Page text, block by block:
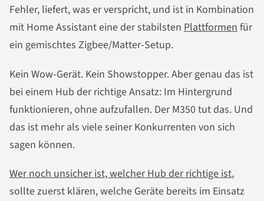
Fehler, liefert, was er verspricht, und ist in Kombination
mit Home Assistant eine der stabilsten Plattformen für
ein gemischtes Zigbee/Matter-Setup.
Kein Wow-Gerät. Kein Showstopper. Aber genau das ist
bei einem Hub der richtige Ansatz: Im Hintergrund
funktionieren, ohne aufzufallen. Der M350 tut das. Und
das ist mehr als viele seiner Konkurrenten von sich
sagen können.
Wer noch unsicher ist, welcher Hub der richtige ist,
sollte zuerst klären, welche Geräte bereits im Einsatz